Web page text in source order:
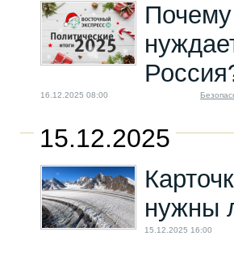
16.12.2025 08:00
15.12.2025
нужны
15.12.2025 16:00